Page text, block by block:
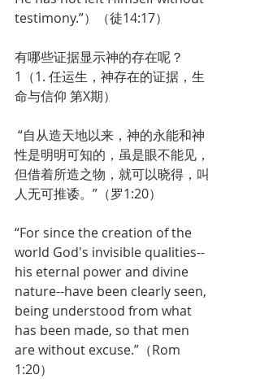
testimony.”）（徒14:17）
有哪些证据显示神的存在呢？
1（1. 任运生，神存在的证据，生
命与信仰 第X期）
性是明明可知的，虽是眼不能见，
但借着所造之物，就可以晓得，叫
人无可推诿。”（罗1:20）
“For since the creation of the
world God's invisible qualities--
his eternal power and divine
nature--have been clearly seen,
being understood from what
has been made, so that men
are without excuse.”（Rom
1:20）